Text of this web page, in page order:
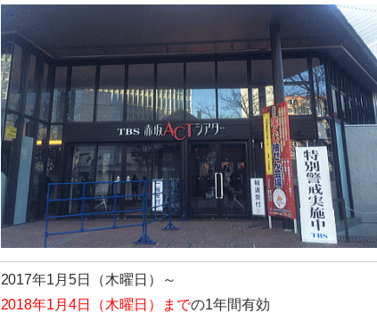
2017年1月5日（木曜日）～
2018年1月4日（木曜日）までの1年間有効